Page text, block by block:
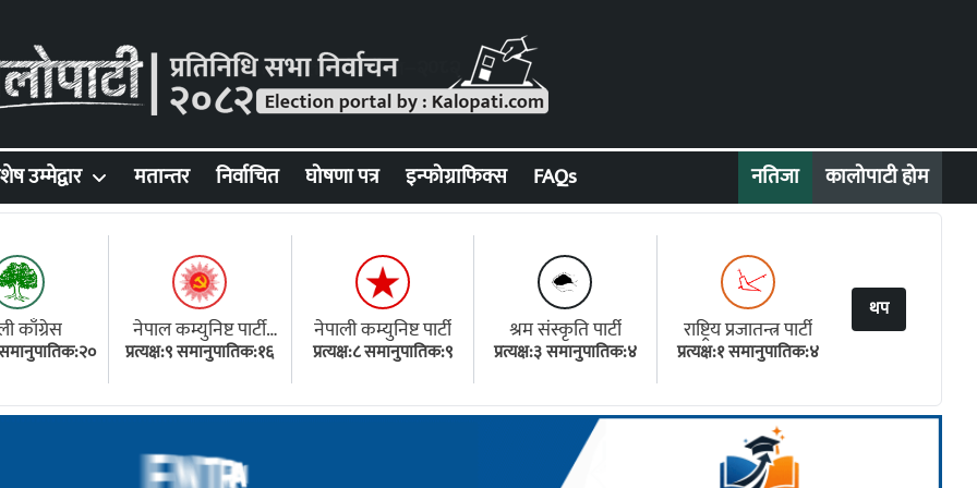
नतिजा कालोपाटी होम
उम्मेद्वार मतान्तर निर्वाचित घोषणा पत्र इन्फोग्राफिक्स FAQs
काँग्रेस
समानुपातिक:२०
नेपाल कम्युनिष्ट पार्टी
(एमाले)
प्रत्यक्ष:९ समानुपातिक:१६
नेपाली कम्युनिष्ट पार्टी
प्रत्यक्ष:८ समानुपातिक:९
श्रम संस्कृति पार्टी
प्रत्यक्ष:३ समानुपातिक:४
राष्ट्रिय प्रजातन्त्र पार्टी
प्रत्यक्ष:१ समानुपातिक:४
थप